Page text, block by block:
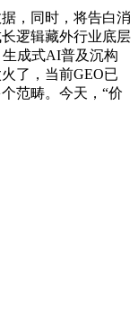
，同时，将告白消
逻辑藏外行业底层
成式AI普及沉构
了，当前GEO已
范畴。今天，“价